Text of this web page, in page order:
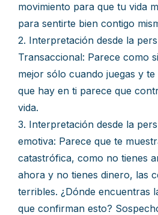
movimiento para que tu vida
para sentirte bien contigo
2. Interpretación desde la
Transaccional: Parece como
mejor sólo cuando juegas y te
que hay en ti parece que
vida.
3. Interpretación desde la
emotiva: Parece que te
catastrófica, como no tienes
ahora y no tienes dinero, las
terribles. ¿Dónde encuentras
que confirman esto?